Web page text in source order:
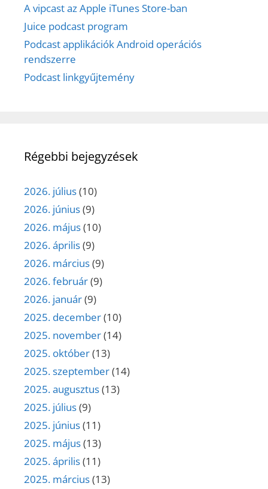
A vipcast az Apple iTunes Store-ban
Juice podcast program
Podcast applikációk Android operációs
rendszerre
Podcast linkgyűjtemény
Régebbi bejegyzések
2026. július(10)
2026. június(9)
2026. május(10)
2026. április(9)
2026. március(9)
2026. február(9)
2026. január(9)
2025. december(10)
2025. november(14)
2025. október(13)
2025. szeptember(14)
2025. augusztus(13)
2025. július(9)
2025. június(11)
2025. május(13)
2025. április(11)
2025. március(13)